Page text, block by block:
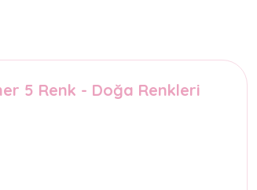
5 Renk - Doğa Renkleri